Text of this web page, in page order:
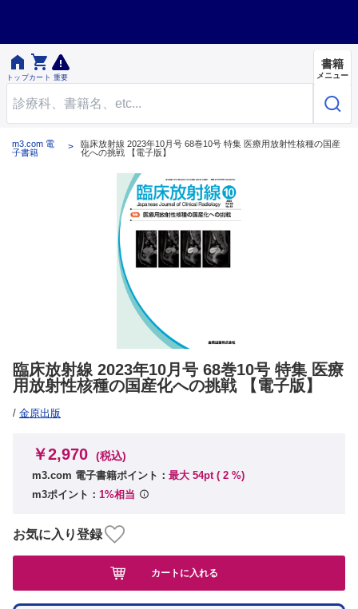

トップ

カート 重要
書籍
メニュー
m3.com 電
子書籍
臨床放射線 2023年10月号 68巻10号 特集 医療用放射性核種の国産
化への挑戦 【電子版】
臨床放射線 2023年10月号 68巻10号 特集 医療
用放射性核種の国産化への挑戦 【電子版】
/ 金原出版
￥2,970 (税込)
m3.com 電子書籍ポイント： 最大 54pt ( 2 %)
m3ポイント： 1%相当
お気に入り登録
カートに入れる